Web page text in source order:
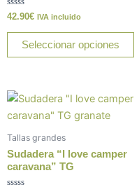
Valorado
con
0
42.90€ IVA incluido
Seleccionar opciones
se
Tallas grandes
Sudadera “I love camper
caravana” TG